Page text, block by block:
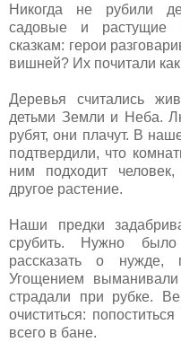
Никогда не рубили
садовые и растущие
сказкам: герои
вишней? Их почитали
Деревья считались
детьми Земли и Неба.
рубят, они плачут. В
подтвердили, что
ним подходит
другое растение.
Наши предки
срубить. Нужно было
рассказать о
Угощением
страдали при рубке.
очиститься:
всего в бане.